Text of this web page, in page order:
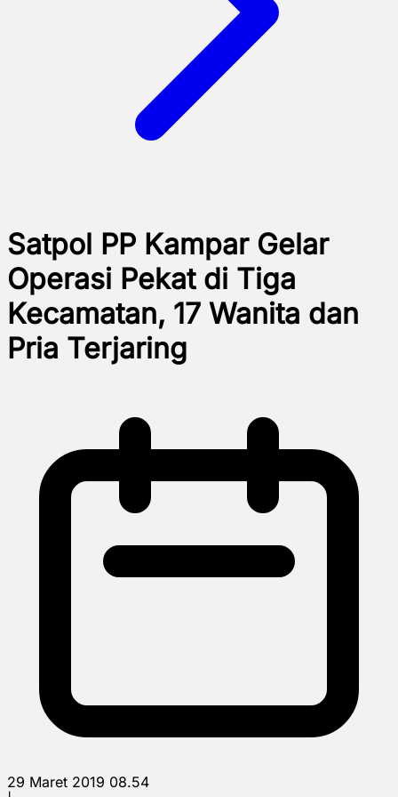
Satpol PP Kampar Gelar
Operasi Pekat di Tiga
Kecamatan, 17 Wanita dan
Pria Terjaring
29 Maret 2019 08.54